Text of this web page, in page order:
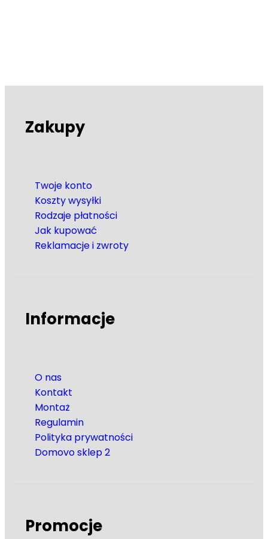
Zakupy
Twoje konto
Koszty wysyłki
Rodzaje płatności
Jak kupować
Reklamacje i zwroty
Informacje
O nas
Kontakt
Montaż
Regulamin
Polityka prywatności
Domovo sklep 2
Promocje